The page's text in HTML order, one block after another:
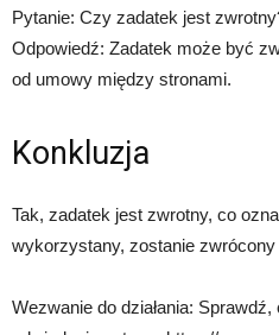
Pytanie: Czy zadatek jest
Odpowiedź: Zadatek może być
od umowy między stronami.
Konkluzja
Tak, zadatek jest zwrotny, co
wykorzystany, zostanie zwrócony
Wezwanie do działania: